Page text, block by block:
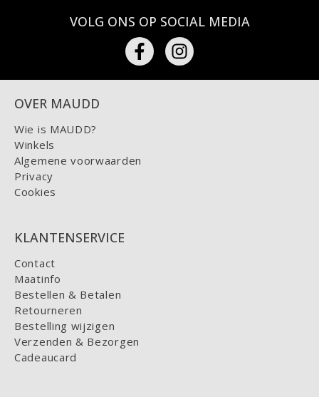
VOLG ONS OP SOCIAL MEDIA
OVER MAUDD
Wie is MAUDD?
Winkels
Algemene voorwaarden
Privacy
Cookies
KLANTENSERVICE
Contact
Maatinfo
Bestellen & Betalen
Retourneren
Bestelling wijzigen
Verzenden & Bezorgen
Cadeaucard